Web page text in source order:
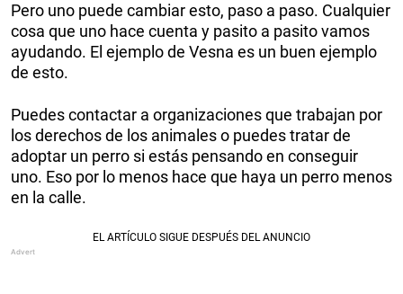
Pero uno puede cambiar esto, paso a paso. Cualquier
cosa que uno hace cuenta y pasito a pasito vamos
ayudando. El ejemplo de Vesna es un buen ejemplo
de esto.
Puedes contactar a organizaciones que trabajan por
los derechos de los animales o puedes tratar de
adoptar un perro si estás pensando en conseguir
uno. Eso por lo menos hace que haya un perro menos
en la calle.